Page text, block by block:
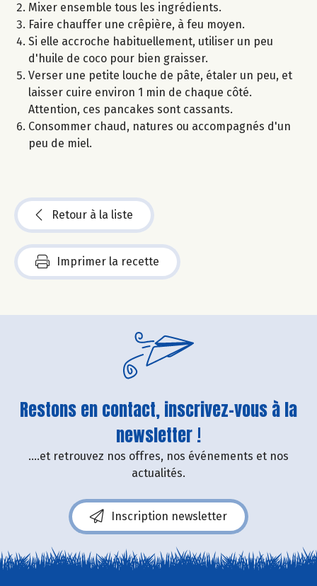
Mixer ensemble tous les ingrédients.
Faire chauffer une crêpière, à feu moyen.
Si elle accroche habituellement, utiliser un peu
d'huile de coco pour bien graisser.
Verser une petite louche de pâte, étaler un peu, et
laisser cuire environ 1 min de chaque côté.
Attention, ces pancakes sont cassants.
Consommer chaud, natures ou accompagnés d'un
peu de miel.
Retour à la liste
Imprimer la recette
Restons en contact, inscrivez-vous à la
newsletter !
....et retrouvez nos offres, nos événements et nos
actualités.
Inscription newsletter